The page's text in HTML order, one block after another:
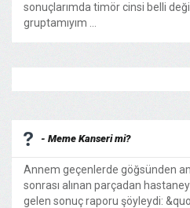
sonuçlarımda timör cinsi belli
gruptamıyım ...
- Meme Kanseri mi?
Annem geçenlerde göğsünden
sonrası alınan parçadan
gelen sonuç raporu şöyleydi: